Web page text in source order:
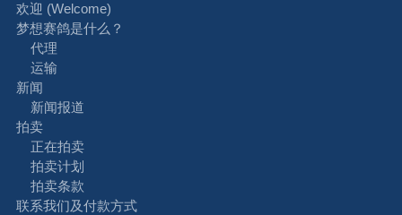
欢迎 (Welcome)
梦想赛鸽是什么？
代理
运输
新闻
新闻报道
拍卖
正在拍卖
拍卖计划
拍卖条款
联系我们及付款方式